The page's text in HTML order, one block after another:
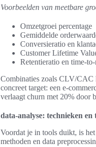
Voorbeelden van meetbare
Omzetgroei percentage
Gemiddelde
Conversieratio en
Customer Lifetime
Retentieratio en time-
Combinaties zoals CLV/CAC
concreet target: een e-
verlaagt churn met 20% door
data-analyse: technieken
Voordat je in tools duikt, is
methoden en data